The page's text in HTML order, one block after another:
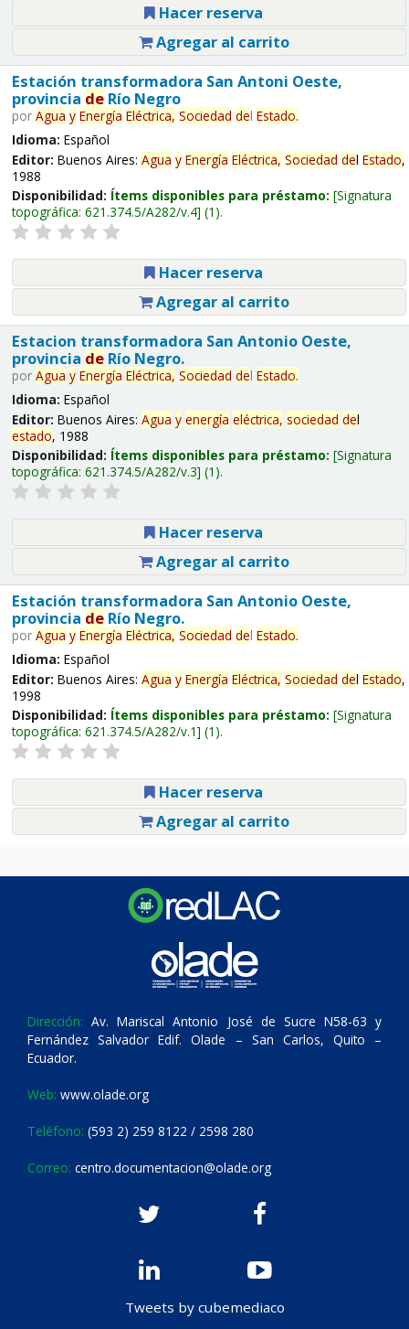
Hacer reserva
Agregar al carrito
Estación transformadora San Antoni Oeste,
provincia deRío Negro
por Agua y Energía Eléctrica, Sociedad del Estado.
Idioma: Español
Editor: Buenos Aires: Agua y Energía Eléctrica, Sociedad del Estado,
1988
Disponibilidad: Ítems disponibles para préstamo: Signatura
topográfica: 621.374.5/A282/v.4 (1).
Hacer reserva
Agregar al carrito
Estacion transformadora San Antonio Oeste,
provincia deRío Negro.
por Agua y Energía Eléctrica, Sociedad del Estado.
Idioma: Español
Editor: Buenos Aires: Agua y energía eléctrica, sociedad del
estado, 1988
Disponibilidad: Ítems disponibles para préstamo: Signatura
topográfica: 621.374.5/A282/v.3 (1).
Hacer reserva
Agregar al carrito
Estación transformadora San Antonio Oeste,
provincia deRío Negro.
por Agua y Energía Eléctrica, Sociedad del Estado.
Idioma: Español
Editor: Buenos Aires: Agua y Energía Eléctrica, Sociedad del Estado,
1998
Disponibilidad: Ítems disponibles para préstamo: Signatura
topográfica: 621.374.5/A282/v.1 (1).
Hacer reserva
Agregar al carrito
Dirección: Av. Mariscal Antonio José de Sucre N58-63 y
Fernández Salvador Edif. Olade – San Carlos, Quito –
Ecuador.
Web: www.olade.org
Teléfono: (593 2) 259 8122 / 2598 280
Correo: centro.documentacion@olade.org
Tweets by cubemediaco